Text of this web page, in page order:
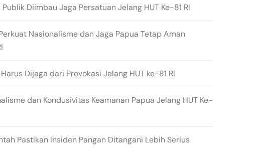
Diimbau Jaga Persatuan Jelang HUT Ke-81 RI
Nasionalisme dan Jaga Papua Tetap Aman
Dijaga dari Provokasi Jelang HUT ke-81 RI
dan Kondusivitas Keamanan Papua Jelang HUT Ke-
Pastikan Insiden Pangan Ditangani Lebih Serius